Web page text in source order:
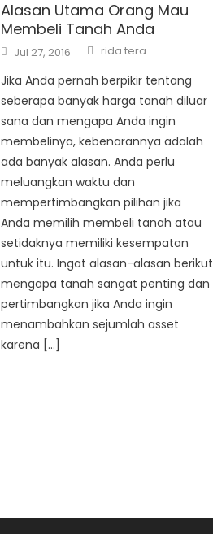
Alasan Utama Orang Mau
Membeli Tanah Anda
Posted
on
Jul 27, 2016 Author
rida tera
Jika Anda pernah berpikir tentang
seberapa banyak harga tanah diluar
sana dan mengapa Anda ingin
membelinya, kebenarannya adalah
ada banyak alasan. Anda perlu
meluangkan waktu dan
mempertimbangkan pilihan jika
Anda memilih membeli tanah atau
setidaknya memiliki kesempatan
untuk itu. Ingat alasan-alasan berikut
mengapa tanah sangat penting dan
pertimbangkan jika Anda ingin
menambahkan sejumlah asset
karena […]